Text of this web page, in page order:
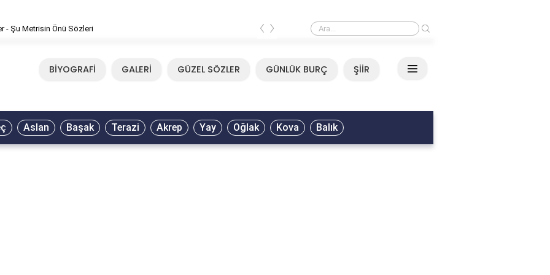
- Şu Metrisin Önü Sözleri Ali Asker - Şu Metrisin Önü Sözleri
‹ ›
BİYOGRAFİ GALERİ GÜZEL SÖZLER GÜNLÜK BURÇ ŞİİR
Aslan Başak Terazi Akrep Yay Oğlak Kova Balık